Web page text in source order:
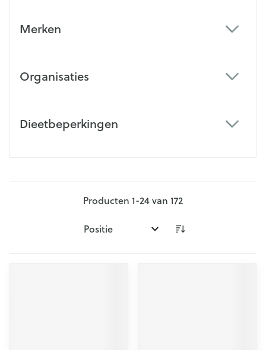
Merken
Organisaties
Dieetbeperkingen
Producten 1-24van 172
Sorteer op: